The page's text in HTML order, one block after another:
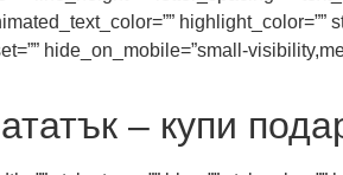
highlight_color=””
hide_on_mobile=”small-
– купи